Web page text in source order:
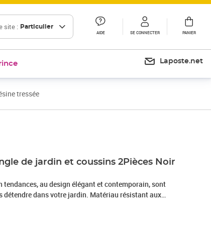
site : Particulier
AIDE SE CONNECTER PANIER
Laposte.net
tressée
de jardin et coussins 2Pièces Noir
tendances, au design élégant et contemporain, sont
détendre dans votre jardin. Matériau résistant aux
également connue sous le nom de rotin poly, résiste